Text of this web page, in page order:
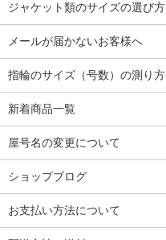
ジャケット類のサイズの選び方
メールが届かないお客様へ
指輪のサイズ（号数）の測り方
新着商品一覧
屋号名の変更について
ショップブログ
お支払い方法について